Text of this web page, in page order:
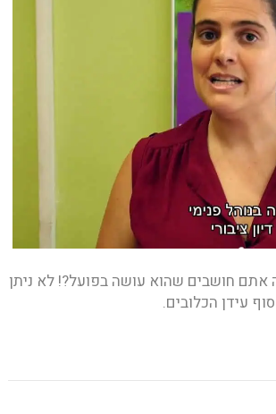
חושבים שהוא עושה בפועל?! לא ניתן
עידן הכלובים.